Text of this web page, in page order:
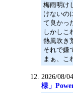
梅雨明け
けないの
て良かっ
しかしこ
熱風吹き
それで嫌
まぁ、こ
2026/08/
様」